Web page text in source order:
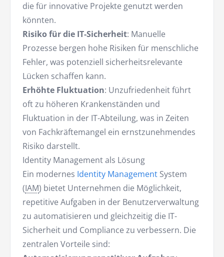
die für innovative Projekte genutzt werden
könnten.
Risiko für die IT-Sicherheit: Manuelle
Prozesse bergen hohe Risiken für menschliche
Fehler, was potenziell sicherheitsrelevante
Lücken schaffen kann.
Erhöhte Fluktuation: Unzufriedenheit führt
oft zu höheren Krankenständen und
Fluktuation in der IT-Abteilung, was in Zeiten
von Fachkräftemangel ein ernstzunehmendes
Risiko darstellt.
Identity Management als Lösung
Ein modernes Identity Management System
(IAM) bietet Unternehmen die Möglichkeit,
repetitive Aufgaben in der Benutzerverwaltung
zu automatisieren und gleichzeitig die IT-
Sicherheit und Compliance zu verbessern. Die
zentralen Vorteile sind: